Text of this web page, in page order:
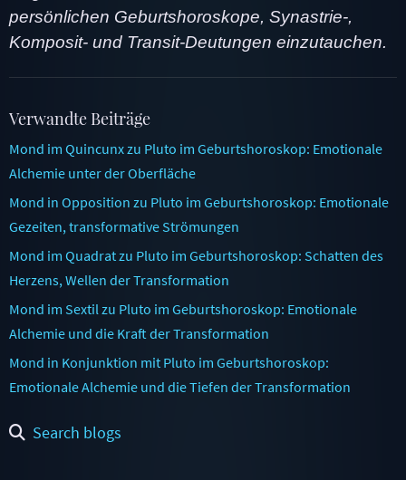
persönlichen Geburtshoroskope, Synastrie-,
Komposit- und Transit-Deutungen einzutauchen.
Verwandte Beiträge
Mond im Quincunx zu Pluto im Geburtshoroskop: Emotionale
Alchemie unter der Oberfläche
Mond in Opposition zu Pluto im Geburtshoroskop: Emotionale
Gezeiten, transformative Strömungen
Mond im Quadrat zu Pluto im Geburtshoroskop: Schatten des
Herzens, Wellen der Transformation
Mond im Sextil zu Pluto im Geburtshoroskop: Emotionale
Alchemie und die Kraft der Transformation
Mond in Konjunktion mit Pluto im Geburtshoroskop:
Emotionale Alchemie und die Tiefen der Transformation
Search blogs